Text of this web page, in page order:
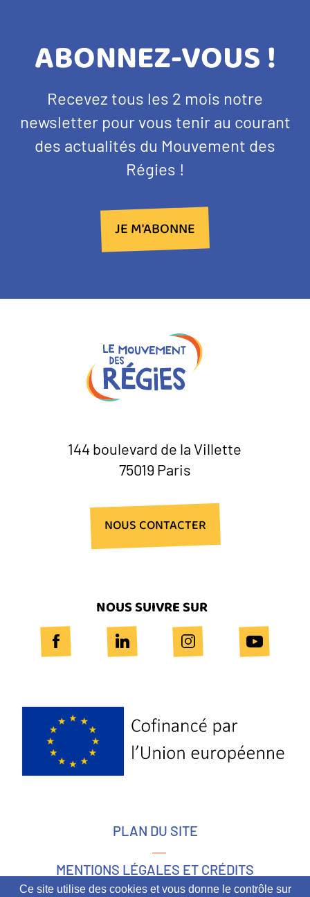
TITRE
BANDEAU
NEWSLETTER
ABONNEZ-VOUS !
Texte
d'introduction
Recevez tous les 2 mois notre
newsletter pour vous tenir au courant
des actualités du Mouvement des
Régies !
JE M'ABONNE
NOUS CONTACTER
144 boulevard de la Villette
75019 Paris
NOUS SUIVRE SUR
Logo
Europe
PLAN DU SITE
MENTIONS LÉGALES ET CRÉDITS
Ce site utilise des cookies et vous donne le contrôle sur